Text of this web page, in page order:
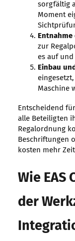
sorgfältig
Moment
Entnahme
zur
es auf
Einbau
Maschine
Entscheidend
alle Beteiligten
Regalordnung
Beschriftungen
kosten mehr
Wie EAS
der